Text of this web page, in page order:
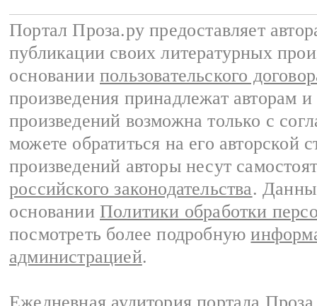
Портал Проза.ру предоставляет
публикации своих литературных
основании пользовательского
произведения принадлежат авторам
произведений возможна только с
можете обратиться на его авторской
произведений авторы несут
российского законодательства.
основании Политики обработки
посмотреть более подробную
администрацией.
Ежедневная аудитория портала